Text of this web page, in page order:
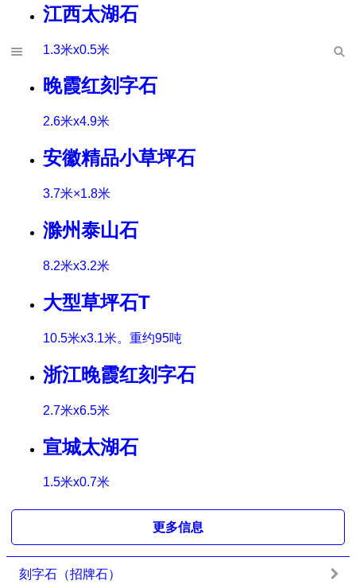
江西太湖石
1.3米x0.5米
晚霞红刻字石
2.6米x4.9米
安徽精品小草坪石
3.7米×1.8米
滁州泰山石
8.2米x3.2米
大型草坪石T
10.5米x3.1米。重约95吨
浙江晚霞红刻字石
2.7米x6.5米
宣城太湖石
1.5米x0.7米
更多信息
刻字石（招牌石）